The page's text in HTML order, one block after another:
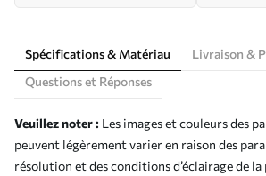
Spécifications & Matériau
Livraison &
Questions et Réponses
Veuillez noter : Les images et couleurs des
peuvent légèrement varier en raison des
résolution et des conditions d’éclairage de la